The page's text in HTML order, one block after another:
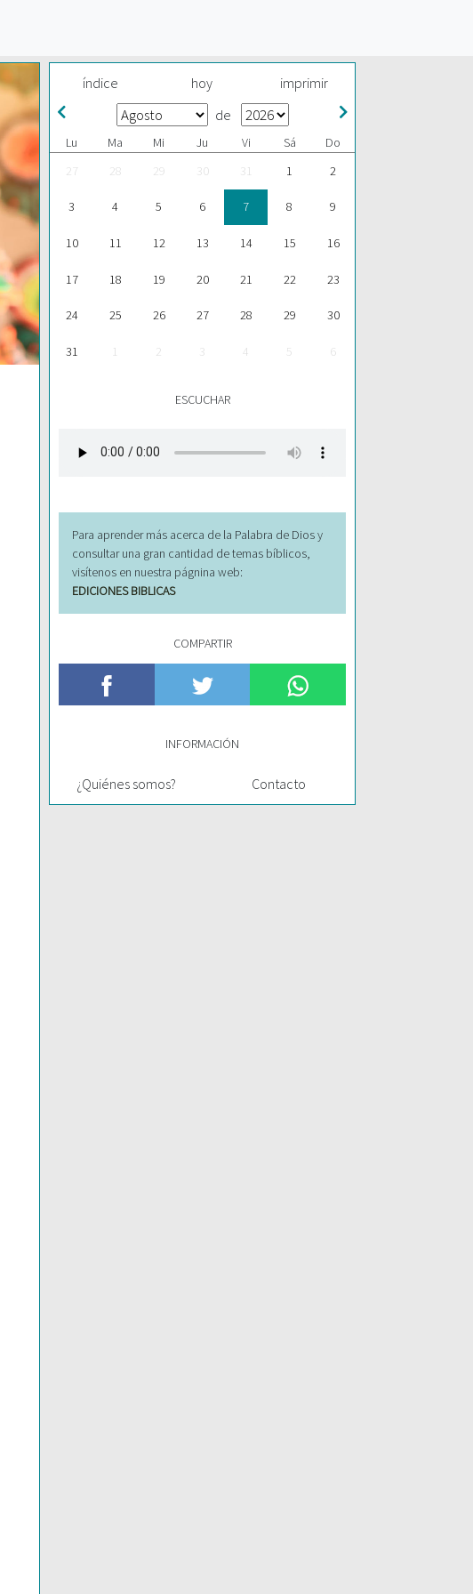
índice hoy imprimir
de
Lu Ma Mi Ju Vi Sá
Do
27
28 29 30 31 1 2
3 4 5 6 7 8 9
10 11 12 13 14 15 16
17 18 19 20 21 22 23
24 25 26 27 28 29 30
31 1 2 3 4 5 6
ESCUCHAR
Para aprender más acerca de la Palabra de Dios y
consultar una gran cantidad de temas bíblicos,
visítenos en nuestra págnina web:
EDICIONES BIBLICAS
COMPARTIR
INFORMACIÓN
¿Quiénes somos? Contacto